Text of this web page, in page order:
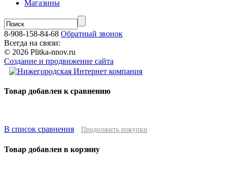
Магазины
8-908-158-84-68 Обратный звонок
Всегда на связи:
© 2026 Plitka-nnov.ru
Создание и продвижение сайта
Товар добавлен к сравнению
В список сравнения Продолжить покупки
Товар добавлен в корзину